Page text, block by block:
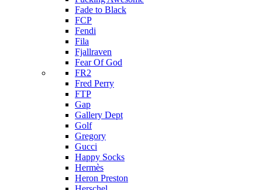
Fade to Black
FCP
Fendi
Fila
Fjallraven
Fear Of God
FR2
Fred Perry
FTP
Gap
Gallery Dept
Golf
Gregory
Gucci
Happy Socks
Hermès
Heron Preston